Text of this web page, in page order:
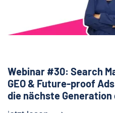
Webinar #30: Search
GEO & Future-proof
die nächste Generation